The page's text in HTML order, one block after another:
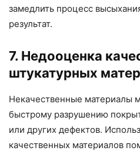
замедлить процесс
результат.
7. Недооценка
штукатурных
Некачественные материалы
быстрому разрушению
или других дефектов.
качественных материалов